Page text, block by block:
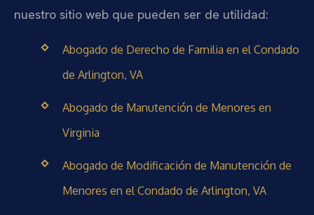
nuestro sitio web que pueden ser de utilidad:
Abogado de Derecho de Familia en el Condado
de Arlington, VA
Abogado de Manutención de Menores en
Virginia
Abogado de Modificación de Manutención de
Menores en el Condado de Arlington, VA